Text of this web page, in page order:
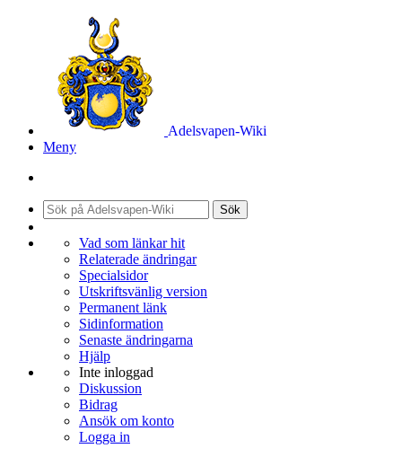
Adelsvapen-Wiki
Meny
Sök
Vad som länkar hit
Relaterade ändringar
Specialsidor
Utskriftsvänlig version
Permanent länk
Sidinformation
Senaste ändringarna
Hjälp
Inte inloggad
Diskussion
Bidrag
Ansök om konto
Logga in